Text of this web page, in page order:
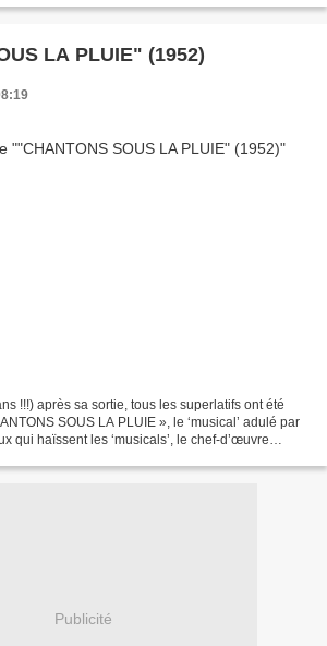
LA PLUIE" (1952)
!!!) après sa sortie, tous les superlatifs ont été
SOUS LA PLUIE », le ‘musical’ adulé par
qui haïssent les ‘musicals’, le chef-d’œuvre
Publicité